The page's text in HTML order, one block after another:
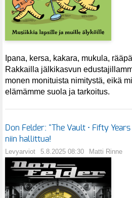
Ipana, kersa, kakara, mukula,
Rakkailla jälkikasvun
monen monituista nimitystä, eikä
elämämme suola ja tarkoitus.
Don Felder: "The Vault • Fifty
niin hallittua!
Levyarviot 5.8.2025 08:30 Matti Rinne